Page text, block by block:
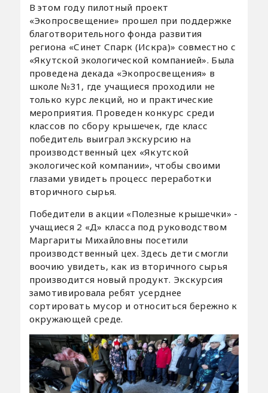
В этом году пилотный проект
«Экопросвещение» прошел при поддержке
благотворительного фонда развития
региона «Синет Спарк (Искра)» совместно с
«Якутской экологической компанией». Была
проведена декада «Экопросвещения» в
школе №31, где учащиеся проходили не
только курс лекций, но и практические
мероприятия. Проведен конкурс среди
классов по сбору крышечек, где класс
победитель выиграл экскурсию на
производственный цех «Якутской
экологической компании», чтобы своими
глазами увидеть процесс переработки
вторичного сырья.
Победители в акции «Полезные крышечки» -
учащиеся 2 «Д» класса под руководством
Маргариты Михайловны посетили
производственный цех. Здесь дети смогли
воочию увидеть, как из вторичного сырья
производится новый продукт. Экскурсия
замотивировала ребят усерднее
сортировать мусор и относиться бережно к
окружающей среде.